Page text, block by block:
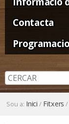
Contacta
Sou a: Inici / Fitxers /